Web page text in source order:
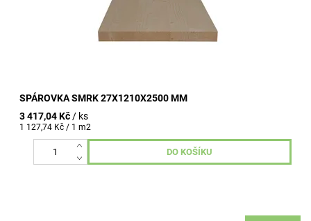
SPÁROVKA SMRK 27X1210X2500 MM
3 417,04 Kč/ ks
1 127,74 Kč / 1 m2